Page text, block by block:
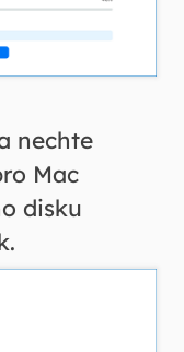
nechte
Mac
disku